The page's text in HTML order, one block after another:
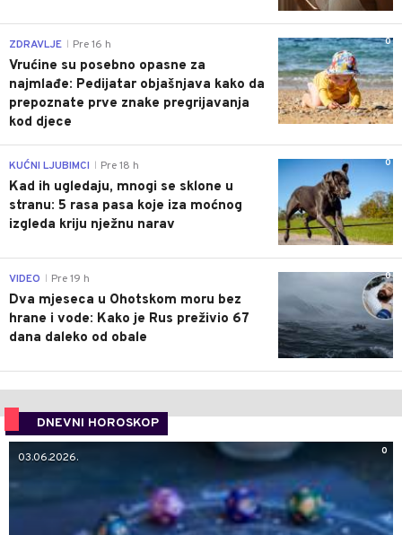
0
ZDRAVLJE Pre 16 h
Vrućine su posebno opasne za
najmlađe: Pedijatar objašnjava kako da
prepoznate prve znake pregrijavanja
kod djece
0
KUĆNI LJUBIMCI Pre 18 h
Kad ih ugledaju, mnogi se sklone u
stranu: 5 rasa pasa koje iza moćnog
izgleda kriju nježnu narav
0
VIDEO Pre 19 h
Dva mjeseca u Ohotskom moru bez
hrane i vode: Kako je Rus preživio 67
dana daleko od obale
DNEVNI HOROSKOP
0
03.06.2026.